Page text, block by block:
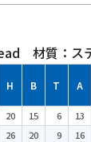
材質：ス
H B T A
20 15 6 13
26 20 9 16